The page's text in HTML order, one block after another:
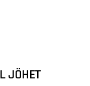
JÖHET